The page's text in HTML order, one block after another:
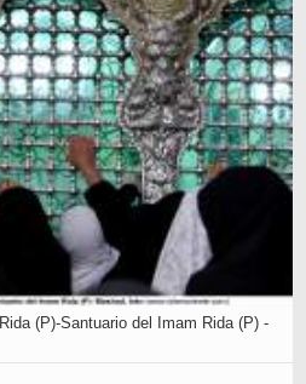
(P)-Santuario del Imam Rida (P) -